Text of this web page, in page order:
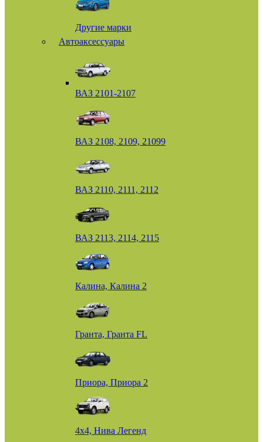
Другие марки
Автоаксессуары
ВАЗ 2101-2107
ВАЗ 2108, 2109, 21099
ВАЗ 2110, 2111, 2112
ВАЗ 2113, 2114, 2115
Калина, Калина 2
Гранта, Гранта FL
Приора, Приора 2
4х4, Нива Легенд